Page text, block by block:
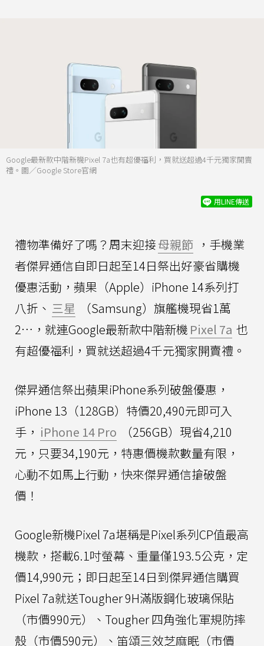
Google最新款中階新機Pixel 7a也有超優福利，買就送超過4千元獨家開賣
禮。圖／Google Store官網
用LINE傳送
禮物準備好了嗎？周末迎接母親節 ，手機業
者傑昇通信自即日起至14日祭出好豪省購機
優惠活動，蘋果（Apple）iPhone 14系列打
八折、 三星
（Samsung）旗艦機現省1萬
2…，就連Google最新款中階新機 Pixel 7a 也
有超優福利，買就送超過4千元獨家開賣禮。
傑昇通信祭出蘋果iPhone系列破盤優惠，
iPhone 13（128GB）特價20,490元即可入
手， iPhone 14 Pro
（256GB）現省4,210
元，只要34,190元，特惠價機款數量有限，
心動不如馬上行動，快來傑昇通信搶破盤
價！
Google新機Pixel 7a堪稱是Pixel系列CP值最高
機款，搭載6.1吋螢幕、重量僅193.5公克，定
價14,990元；即日起至14日到傑昇通信購買
Pixel 7a就送Tougher 9H滿版鋼化玻璃保貼
（市價990元）、Tougher 四角強化軍規防摔
殼（市價590元）、笛頌三效芝麻眠（市價